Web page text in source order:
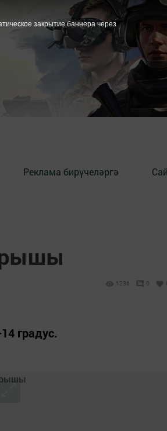
Реклама бирүчеләргә
1236 0
градус.
закрытие баннера через